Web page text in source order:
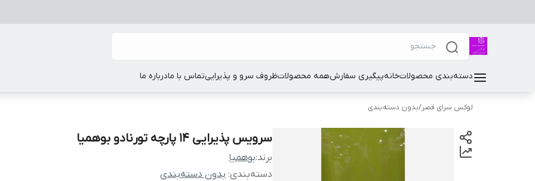
دسته‌بندی محصولاتخانهپیگیری سفارشهمه محصولاتظروف سرو و پذیراییتماس با مادرباره ما
لوکس سرای قصر/بدون دسته‌بندی
سرویس پذیرایی 14 پارچه تورنادو بوهمیا
برند:بوهمیا
دسته‌بندی: بدون دسته‌بندی